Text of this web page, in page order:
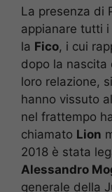
La presenza di
appianare tutti
la Fico, i cui
dopo la nascita
loro relazione,
hanno vissuto
nel frattempo
chiamato Lion
2018 è stata
Alessandro
generale della